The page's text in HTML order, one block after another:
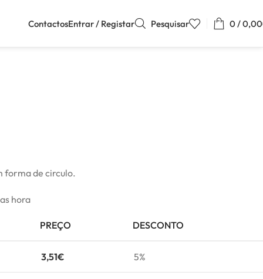
ContactosEntrar / Registar Pesquisar 0/0,00
forma de circulo.
hora
PREÇO DESCONTO
3,51€ 5%